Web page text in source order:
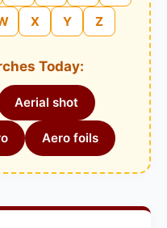
X Y Z
Today:
Aerial shot
Aero foils